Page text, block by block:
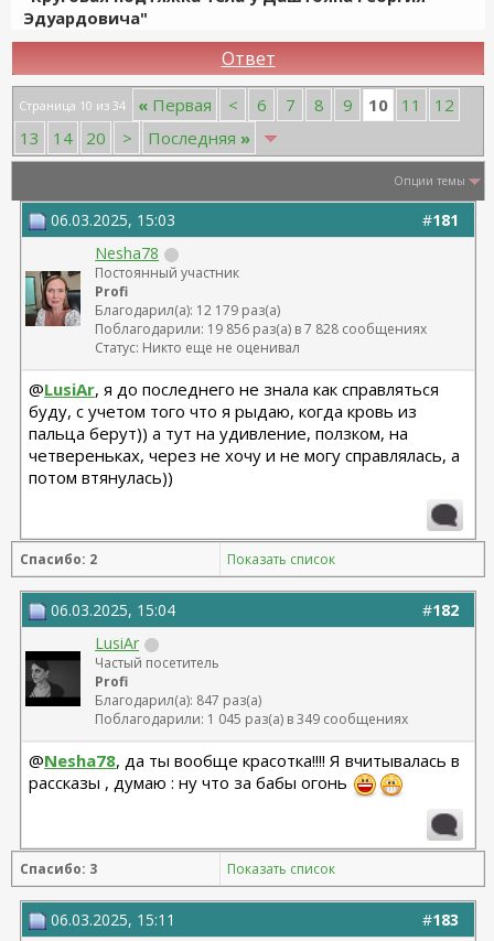
Эдуардовича"
Ответ
Страница 10 из 34 « Первая < 6 7 8 9 10 11
12
13
14 20 > Последняя »
Опции темы
#181
06.03.2025, 15:03
Nesha78
Постоянный участник
Profi
Благодарил(а): 12 179 раз(а)
Поблагодарили: 19 856 раз(а) в 7 828 сообщениях
Статус: Никто еще не оценивал
@LusiAr, я до последнего не знала как справляться
буду, с учетом того что я рыдаю, когда кровь из
пальца берут)) а тут на удивление, ползком, на
четвереньках, через не хочу и не могу справлялась, а
потом втянулась))
Спасибо: 2 Показать список
#182
06.03.2025, 15:04
LusiAr
Частый посетитель
Profi
Благодарил(а): 847 раз(а)
Поблагодарили: 1 045 раз(а) в 349 сообщениях
@Nesha78, да ты вообще красотка!!!! Я вчитывалась в
рассказы , думаю : ну что за бабы огонь
Спасибо: 3 Показать список
#183
06.03.2025, 15:11